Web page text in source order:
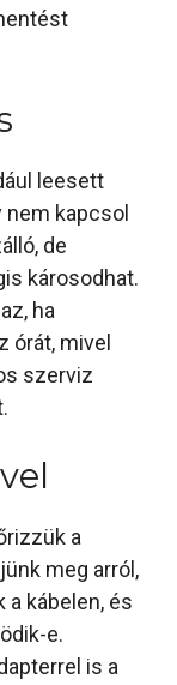
leesett
nem kapcsol
de
károsodhat.
ha
órát, mivel
szerviz
a
meg arról,
kábelen, és
e.
is a